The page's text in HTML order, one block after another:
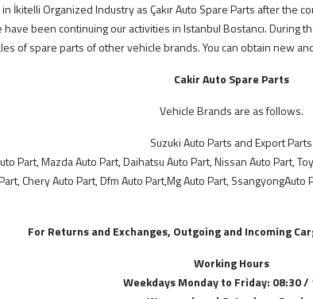
İkitelli Organized Industry as Çakır Auto Spare Parts after the
been continuing our activities in Istanbul Bostancı.
of spare parts of other vehicle brands. You can obtain new
Cakir Auto Spare Parts
Vehicle Brands are as follows.
Suzuki Auto Parts and Export Parts
Part, Mazda Auto Part, Daihatsu Auto Part, Nissan Auto Part,
Chery Auto Part, Dfm Auto Part,Mg Auto Part, SsangyongAuto
For Returns and Exchanges, Outgoing and Incoming
Working Hours
Weekdays Monday to Friday: 08:30 /